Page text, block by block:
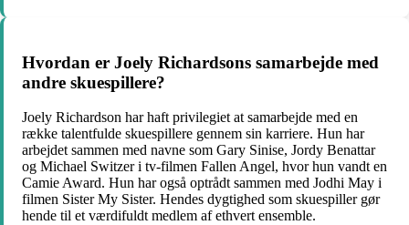
Hvordan er Joely Richardsons samarbejde med
andre skuespillere?
Joely Richardson har haft privilegiet at samarbejde med en
række talentfulde skuespillere gennem sin karriere. Hun har
arbejdet sammen med navne som Gary Sinise, Jordy Benattar
og Michael Switzer i tv-filmen Fallen Angel, hvor hun vandt en
Camie Award. Hun har også optrådt sammen med Jodhi May i
filmen Sister My Sister. Hendes dygtighed som skuespiller gør
hende til et værdifuldt medlem af ethvert ensemble.